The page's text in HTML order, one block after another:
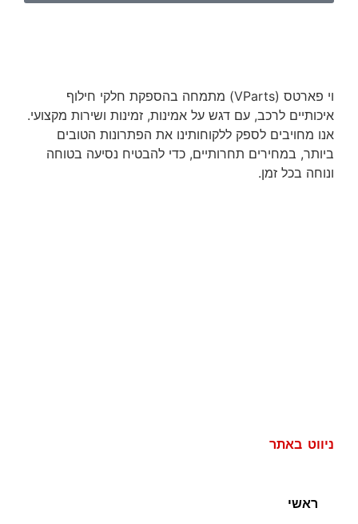
וי פארטס (VParts) מתמחה בהספקת חלקי חילוף
איכותיים לרכב, עם דגש על אמינות, זמינות ושירות מקצועי.
אנו מחויבים לספק ללקוחותינו את הפתרונות הטובים
ביותר, במחירים תחרותיים, כדי להבטיח נסיעה בטוחה
ונוחה בכל זמן.
ניווט באתר
ראשי